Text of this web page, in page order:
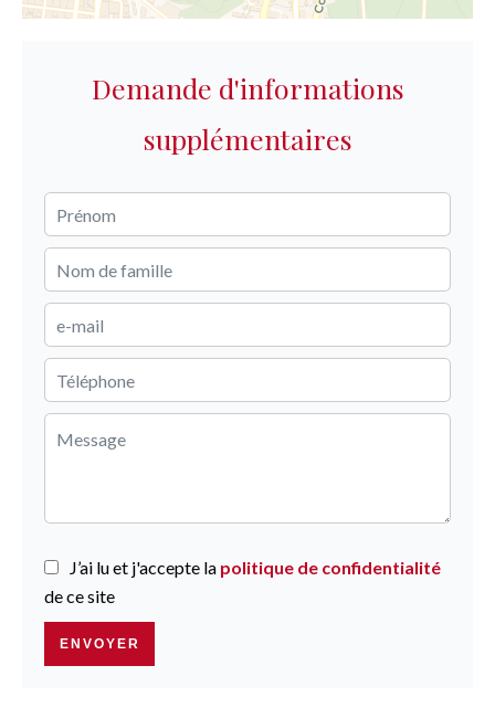
Demande d'informations
supplémentaires
J’ai lu et j'accepte la politique de confidentialité
de ce site
ENVOYER